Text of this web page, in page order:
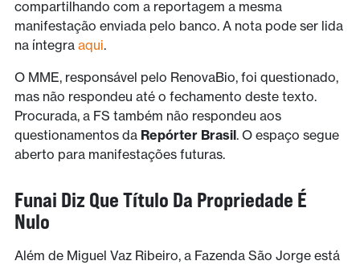
compartilhando com a reportagem a mesma
manifestação enviada pelo banco. A nota pode ser lida
na íntegra aqui.
O MME, responsável pelo RenovaBio, foi questionado,
mas não respondeu até o fechamento deste texto.
Procurada, a FS também não respondeu aos
questionamentos da Repórter Brasil. O espaço segue
aberto para manifestações futuras.
Funai Diz Que Título Da Propriedade É
Nulo
Além de Miguel Vaz Ribeiro, a Fazenda São Jorge está